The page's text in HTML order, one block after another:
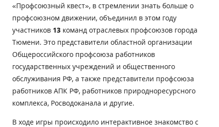
«Профсоюзный квест», в стремлении знать больше о
профсоюзном движении, объединил в этом году
участников 13 команд отраслевых профсоюзов города
Тюмени. Это представители областной организации
Общероссийского профсоюза работников
государственных учреждений и общественного
обслуживания РФ, а также представители профсоюза
работников АПК РФ, работников природноресурсного
комплекса, Росводоканала и другие.
В ходе игры происходило интерактивное знакомство с